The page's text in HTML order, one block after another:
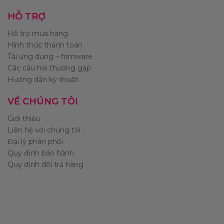
HỖ TRỢ
Hỗ trợ mua hàng
Hình thức thanh toán
Tải ứng dụng – firmware
Các câu hỏi thường gặp
Hướng dẫn kỹ thuật
VỀ CHÚNG TÔI
Giới thiệu
Liên hệ với chúng tôi
Đại lý phân phối
Quy định bảo hành
Quy định đổi trả hàng